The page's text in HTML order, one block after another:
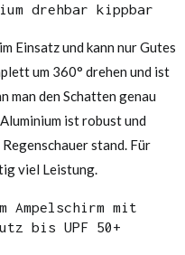
drehbar kippbar
Einsatz und kann nur Gutes
um 360° drehen und ist
man den Schatten genau
ist robust und
stand. Für
viel Leistung.
Ampelschirm mit
bis UPF 50+